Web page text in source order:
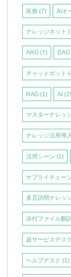
医療(7) AIオ
ナレッジネット
ARG(7) DAG
チャットボット
RAG(1) AI
マスターナレッ
ナレッジ活用導
活用シーン(1)
サプライチェー
多言語間ナレッ
添付ファイル翻
超サービスデス
ヘルプデスク(1)